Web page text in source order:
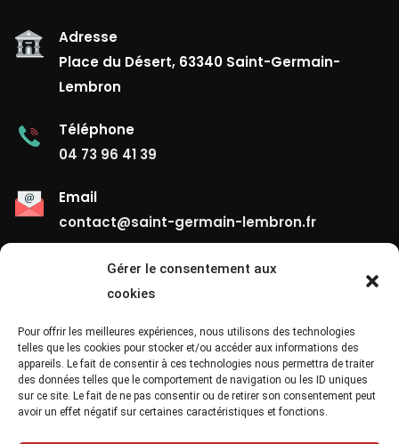
Gérer le consentement aux
cookies
Pour offrir les meilleures expériences, nous utilisons des technologies
telles que les cookies pour stocker et/ou accéder aux informations des
appareils. Le fait de consentir à ces technologies nous permettra de traiter
des données telles que le comportement de navigation ou les ID uniques
sur ce site. Le fait de ne pas consentir ou de retirer son consentement peut
avoir un effet négatif sur certaines caractéristiques et fonctions.
Adresse
Place du Désert, 63340 Saint-Germain-
Lembron
Téléphone
04 73 96 41 39
Email
contact@saint-germain-lembron.fr
Liens Utiles
Contact
Mentions Légales
Confidentialité